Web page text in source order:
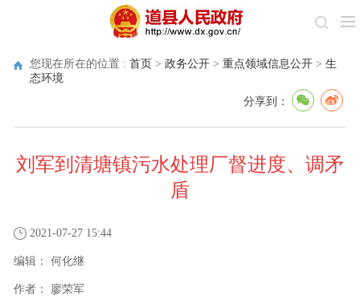
您现在所在的位置 : 首页 > 政务公开 > 重点领域信息公开 > 生
态环境
分享到：
刘军到清塘镇污水处理厂督进度、调矛
盾
2021-07-27 15:44
编辑： 何化继
作者： 廖荣军